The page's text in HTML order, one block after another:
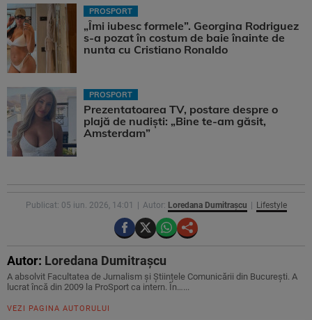
PROSPORT
„Îmi iubesc formele”. Georgina Rodriguez
s-a pozat în costum de baie înainte de
nunta cu Cristiano Ronaldo
PROSPORT
Prezentatoarea TV, postare despre o
plajă de nudiști: „Bine te-am găsit,
Amsterdam”
Publicat: 05 iun. 2026, 14:01 Autor: Loredana Dumitrașcu Lifestyle
Autor: Loredana Dumitrașcu
A absolvit Facultatea de Jurnalism și Științele Comunicării din București. A
lucrat încă din 2009 la ProSport ca intern. În…...
VEZI PAGINA AUTORULUI